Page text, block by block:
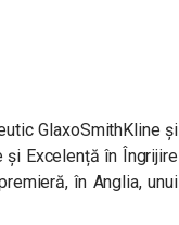
GlaxoSmithKline și
și Excelență în Îngrijire
în Anglia, unui